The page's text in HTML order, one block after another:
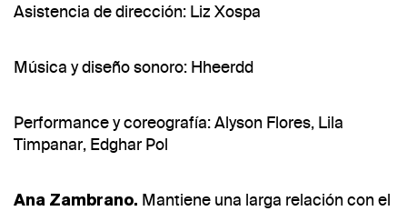
Asistencia de dirección: Liz Xospa
Música y diseño sonoro: Hheerdd
Performance y coreografía: Alyson Flores, Lila
Timpanar, Edghar Pol
Ana Zambrano. Mantiene una larga relación con el